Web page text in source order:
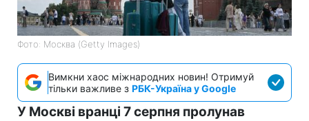
Фото: Москва (Getty Images)
Вимкни хаос міжнародних новин! Отримуй
тільки важливе з РБК-Україна у Google
У Москві вранці 7 серпня пролунав